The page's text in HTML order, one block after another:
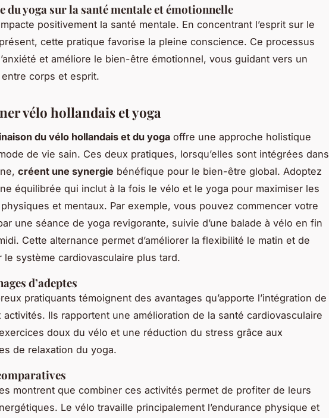
du yoga sur la santé mentale et émotionnelle
positivement la santé mentale. En concentrant l’esprit sur le
cette pratique favorise la pleine conscience. Ce processus
et améliore le bien-être émotionnel, vous guidant vers un
corps et esprit.
vélo hollandais et yoga
du vélo hollandais et du yoga offre une approche holistique
de vie sain. Ces deux pratiques, lorsqu’elles sont intégrées dans
créent une synergie bénéfique pour le bien-être global. Adoptez
équilibrée qui inclut à la fois le vélo et le yoga pour maximiser les
et mentaux. Par exemple, vous pouvez commencer votre
une séance de yoga revigorante, suivie d’une balade à vélo en fin
Cette alternance permet d’améliorer la flexibilité le matin et de
le système cardiovasculaire plus tard.
d’adeptes
pratiquants témoignent des avantages qu’apporte l’intégration de
activités. Ils rapportent une amélioration de la santé cardiovasculaire
doux du vélo et une réduction du stress grâce aux
de relaxation du yoga.
montrent que combiner ces activités permet de profiter de leurs
Le vélo travaille principalement l’endurance physique et